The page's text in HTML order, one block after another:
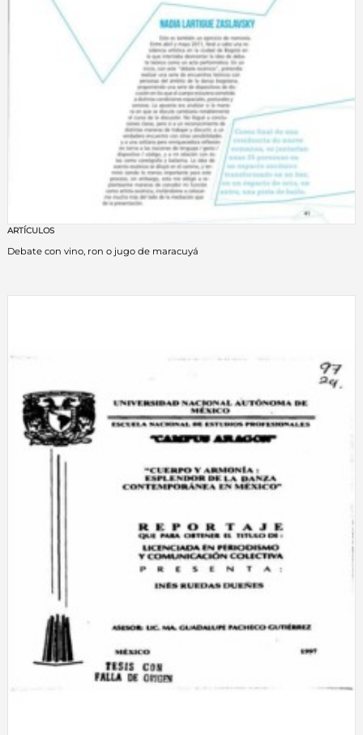
ARTÍCULOS
Debate con vino, ron o jugo de maracuyá